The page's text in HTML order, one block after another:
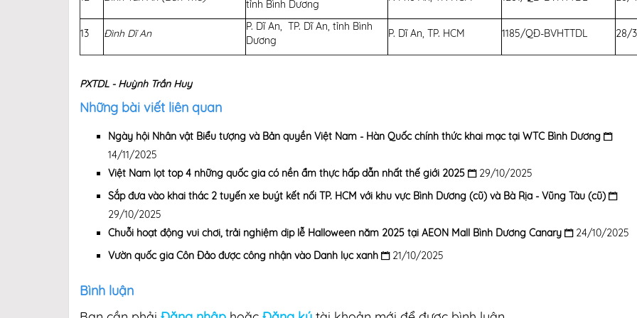
tỉnh Bình Dương
13 Đình Dĩ An
P. Dĩ An, TP. Dĩ An, tỉnh Bình
Dương
P. Dĩ An, TP. HCM 1185/QĐ-BVHTTDL 28/
PXTDL - Huỳnh Trần Huy
Những bài viết liên quan
Ngày hội Nhân vật Biểu tượng và Bản quyền Việt Nam - Hàn Quốc chính thức khai mạc tại WTC Bình Dương
14/11/2025
Việt Nam lọt top 4 những quốc gia có nền ẩm thực hấp dẫn nhất thế giới 2025
29/10/2025
Sắp đưa vào khai thác 2 tuyến xe buýt kết nối TP. HCM với khu vực Bình Dương (cũ) và Bà Rịa - Vũng Tàu (cũ)
29/10/2025
Chuỗi hoạt động vui chơi, trải nghiệm dịp lễ Halloween năm 2025 tại AEON Mall Bình Dương Canary
24/10/2025
Vườn quốc gia Côn Đảo được công nhận vào Danh lục xanh
21/10/2025
Bình luận